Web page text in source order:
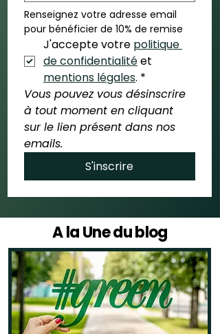
Renseignez votre adresse email
pour bénéficier de 10% de remise
J'accepte votre politique
de confidentialité
mentions légales. *
Vous pouvez vous désinscrire
à tout moment en cliquant
sur le lien présent dans nos
emails.
S'inscrire
A la Une du blog